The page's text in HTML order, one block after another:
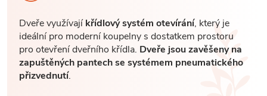
Dveře využívajíkřídlový systém otevírání, který je
ideální pro moderní koupelny s dostatkem prostoru
pro otevření dveřního křídla. Dveře jsou zavěšeny na
zapuštěných pantech se systémem pneumatického
přizvednutí.